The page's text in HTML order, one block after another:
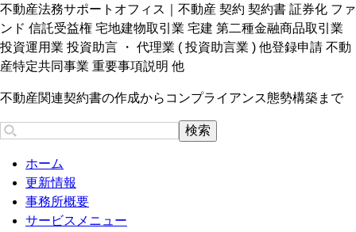
不動産法務サポートオフィス｜不動産 契約 契約書 証券化 ファ
ンド 信託受益権 宅地建物取引業 宅建 第二種金融商品取引業
投資運用業 投資助言 ・ 代理業 ( 投資助言業 ) 他登録申請 不動
産特定共同事業 重要事項説明 他
不動産関連契約書の作成からコンプライアンス態勢構築まで
ホーム
更新情報
事務所概要
サービスメニュー